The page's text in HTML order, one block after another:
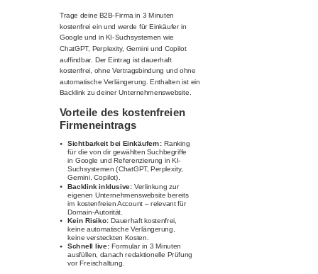
Trage deine B2B-Firma in 3 Minuten
kostenfrei ein und werde für Einkäufer in
Google und in KI-Suchsystemen wie
ChatGPT, Perplexity, Gemini und Copilot
auffindbar. Der Eintrag ist dauerhaft
kostenfrei, ohne Vertragsbindung und ohne
automatische Verlängerung. Enthalten ist ein
Backlink zu deiner Unternehmenswebsite.
Vorteile des kostenfreien
Firmeneintrags
Sichtbarkeit bei Einkäufern: Ranking
für die von dir gewählten Suchbegriffe
in Google und Referenzierung in KI-
Suchsystemen (ChatGPT, Perplexity,
Gemini, Copilot).
Backlink inklusive: Verlinkung zur
eigenen Unternehmenswebsite bereits
im kostenfreien Account – relevant für
Domain-Autorität.
Kein Risiko: Dauerhaft kostenfrei,
keine automatische Verlängerung,
keine versteckten Kosten.
Schnell live: Formular in 3 Minuten
ausfüllen, danach redaktionelle Prüfung
vor Freischaltung.